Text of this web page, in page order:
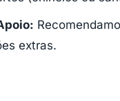
extras.